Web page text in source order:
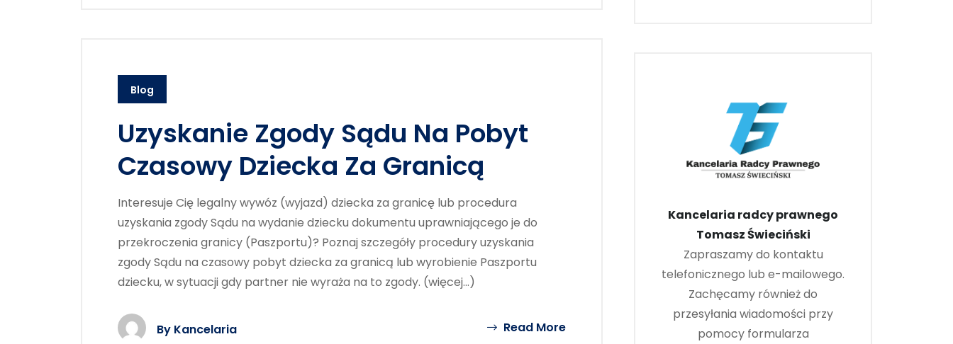
Blog
Uzyskanie Zgody Sądu Na Pobyt
Czasowy Dziecka Za Granicą
Interesuje Cię legalny wywóz (wyjazd) dziecka za granicę lub procedura
uzyskania zgody Sądu na wydanie dziecku dokumentu uprawniającego je do
przekroczenia granicy (Paszportu)? Poznaj szczegóły procedury uzyskania
zgody Sądu na czasowy pobyt dziecka za granicą lub wyrobienie Paszportu
dziecku, w sytuacji gdy partner nie wyraża na to zgody. (więcej…)
By Kancelaria Read More
Kancelaria radcy prawnego
Tomasz Świeciński
Zapraszamy do kontaktu
telefonicznego lub e-mailowego.
Zachęcamy również do
przesyłania wiadomości przy
pomocy formularza